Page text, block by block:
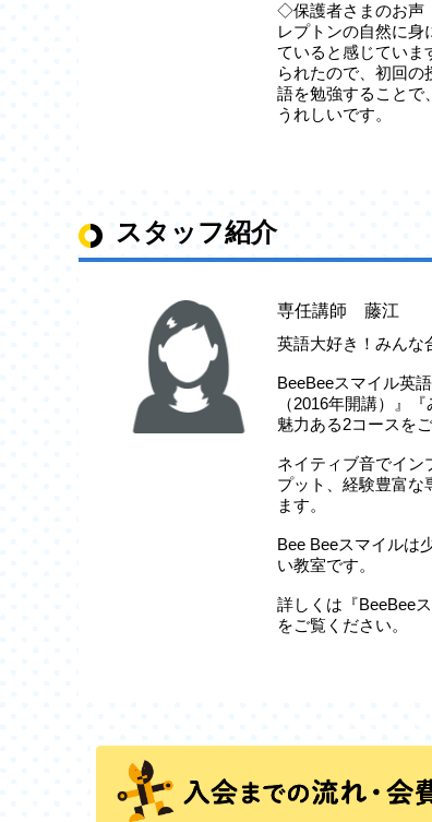
◇保護者さまのお声
レプトンの自然に身
ていると感じていま
られたので、初回
語を勉強することで
うれしいです。
スタッフ紹介
専任講師 藤江
英語大好き！みんな
BeeBeeスマイル英
（2016年開講）』
魅力ある2コースを
ネイティブ音でイン
プット、経験豊富な
ます。
Bee Beeスマイルは
い教室です。
詳しくは『BeeBee
をご覧ください。